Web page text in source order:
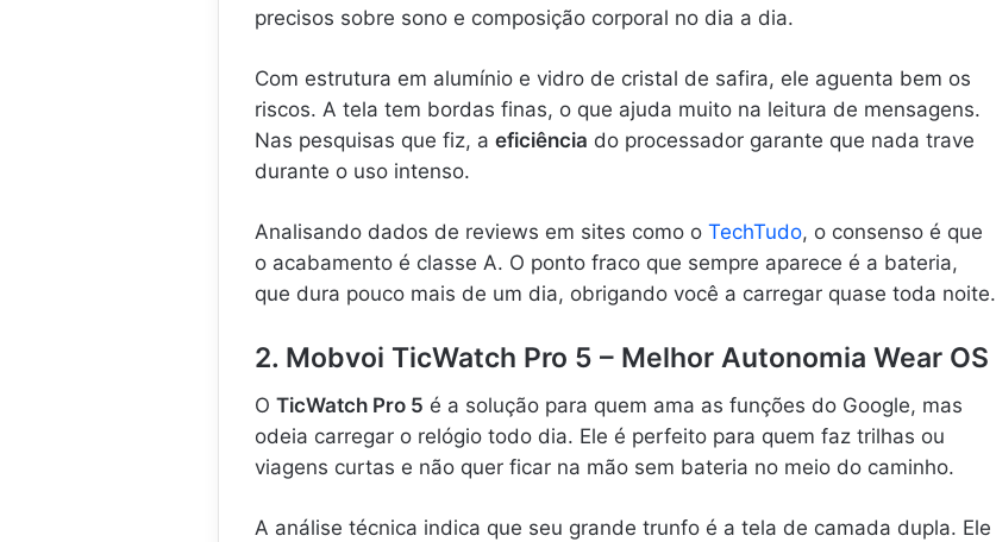
precisos sobre sono e composição corporal no dia a dia.
Com estrutura em alumínio e vidro de cristal de safira, ele aguenta bem os
riscos. A tela tem bordas finas, o que ajuda muito na leitura de mensagens.
Nas pesquisas que fiz, a eficiência do processador garante que nada trave
durante o uso intenso.
Analisando dados de reviews em sites como o TechTudo, o consenso é que
o acabamento é classe A. O ponto fraco que sempre aparece é a bateria,
que dura pouco mais de um dia, obrigando você a carregar quase toda noite.
2. Mobvoi TicWatch Pro 5 – Melhor Autonomia Wear OS
O TicWatch Pro 5 é a solução para quem ama as funções do Google, mas
odeia carregar o relógio todo dia. Ele é perfeito para quem faz trilhas ou
viagens curtas e não quer ficar na mão sem bateria no meio do caminho.
A análise técnica indica que seu grande trunfo é a tela de camada dupla. Ele